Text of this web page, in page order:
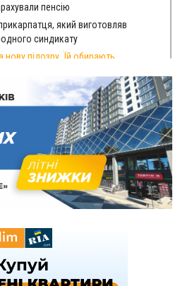
пенсію
який виготовляв
синдикату
підозру. Їй обирають
у жительки Коломийщини
очікується сильна спека до 39°
чоловіка, який зливав з цистерни
госпіталізації та оновили правила
невідомі засипали
зафіксували нові температурні
"Бандероллю": є постраждалі,
підприємство